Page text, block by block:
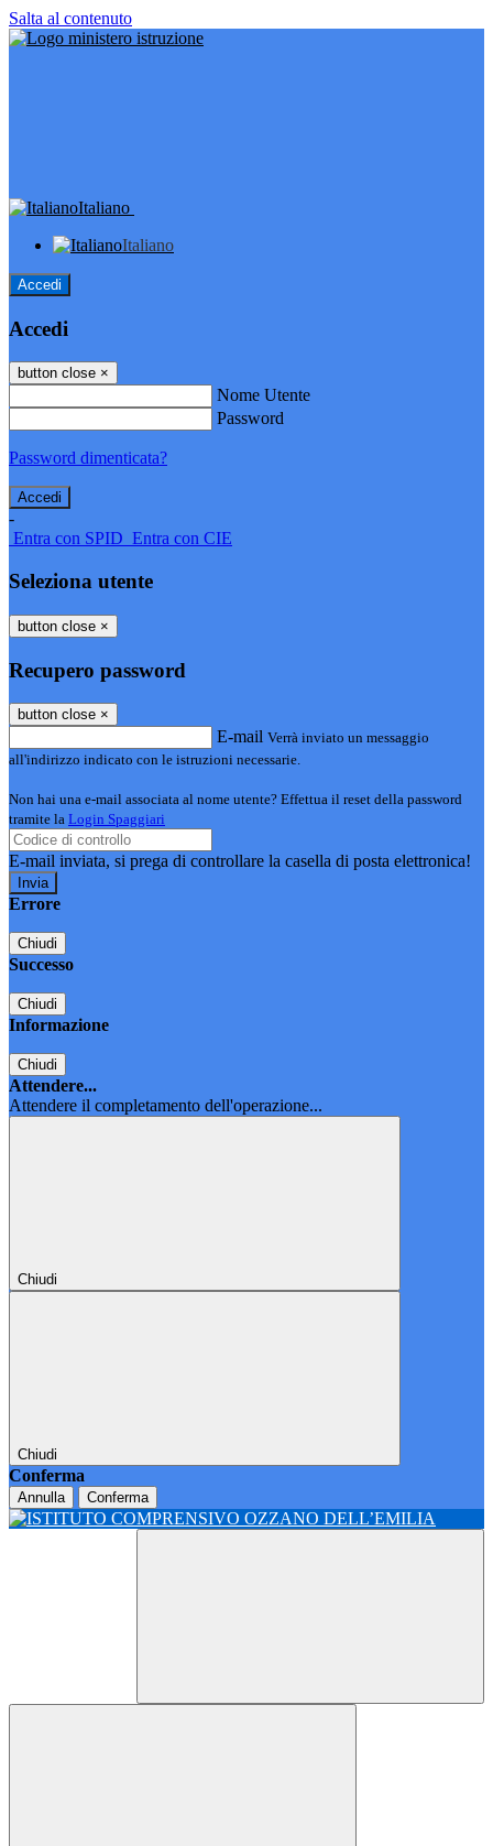
Salta al contenuto
Italiano
Italiano
Accedi
Accedi
button close ×
Nome Utente
Password
Password dimenticata?
-
Entra con SPID Entra con CIE
Seleziona utente
button close ×
Recupero password
button close ×
E-mail Verrà inviato un messaggio
all'indirizzo indicato con le istruzioni necessarie.
Non hai una e-mail associata al nome utente? Effettua il reset della password
tramite la Login Spaggiari
E-mail inviata, si prega di controllare la casella di posta elettronica!
Errore
Chiudi
Successo
Chiudi
Informazione
Chiudi
Attendere...
Attendere il completamento dell'operazione...
Chiudi
Chiudi
Conferma
Annulla Conferma